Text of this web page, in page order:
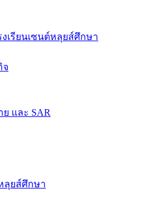
เรียนเซนต์หลุยส์ศึกษา
จ
และ SAR
ลุยส์ศึกษา